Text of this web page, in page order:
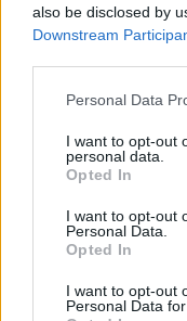
also be disclosed by
Downstream
Personal Data
I want to opt-out
personal data.
Opted In
I want to opt-out
Personal Data.
Opted In
I want to opt-out
Personal Data